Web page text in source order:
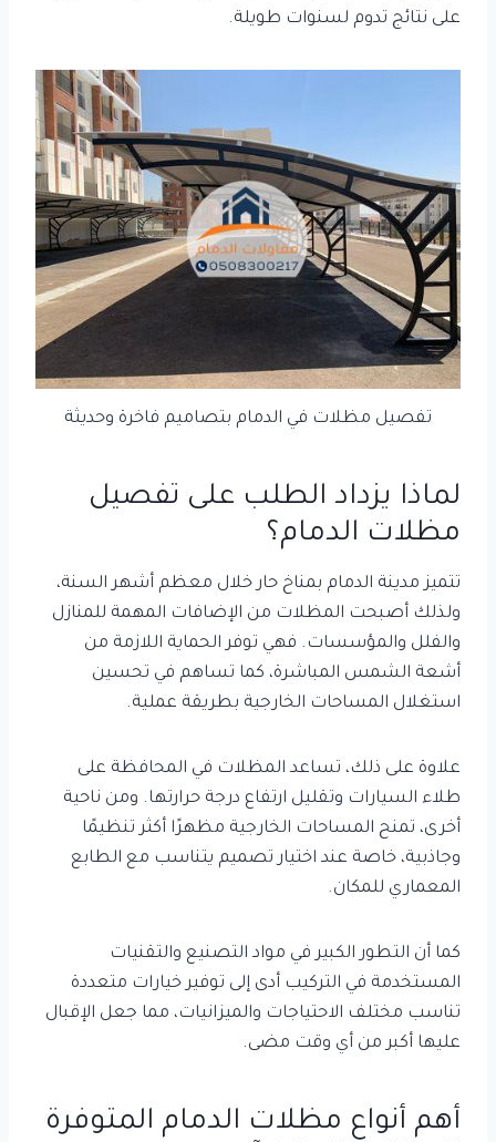
على نتائج تدوم لسنوات طويلة.
تفصيل مظلات في الدمام بتصاميم فاخرة وحديثة
لماذا يزداد الطلب على تفصيل
مظلات الدمام؟
تتميز مدينة الدمام بمناخ حار خلال معظم أشهر السنة،
ولذلك أصبحت المظلات من الإضافات المهمة للمنازل
والفلل والمؤسسات. فهي توفر الحماية اللازمة من
أشعة الشمس المباشرة، كما تساهم في تحسين
استغلال المساحات الخارجية بطريقة عملية.
علاوة على ذلك، تساعد المظلات في المحافظة على
طلاء السيارات وتقليل ارتفاع درجة حرارتها. ومن ناحية
أخرى، تمنح المساحات الخارجية مظهرًا أكثر تنظيمًا
وجاذبية، خاصة عند اختيار تصميم يتناسب مع الطابع
المعماري للمكان.
كما أن التطور الكبير في مواد التصنيع والتقنيات
المستخدمة في التركيب أدى إلى توفير خيارات متعددة
تناسب مختلف الاحتياجات والميزانيات، مما جعل الإقبال
عليها أكبر من أي وقت مضى.
أهم أنواع مظلات الدمام المتوفرة